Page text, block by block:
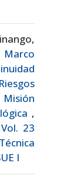
Marco
,
23
I